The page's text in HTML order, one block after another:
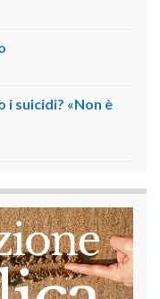
i suicidi? «Non è